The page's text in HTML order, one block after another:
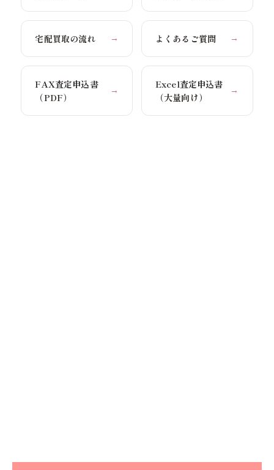
宅配買取の流れ → よくあるご質問 →
FAX査定申込書
（PDF）
→
Excel査定申込書
（大量向け）
→